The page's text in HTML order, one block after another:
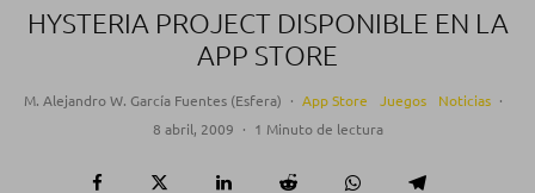
HYSTERIA PROJECT DISPONIBLE EN LA
APP STORE
M. Alejandro W. García Fuentes (Esfera) · App Store Juegos Noticias ·
8 abril, 2009 · 1 Minuto de lectura